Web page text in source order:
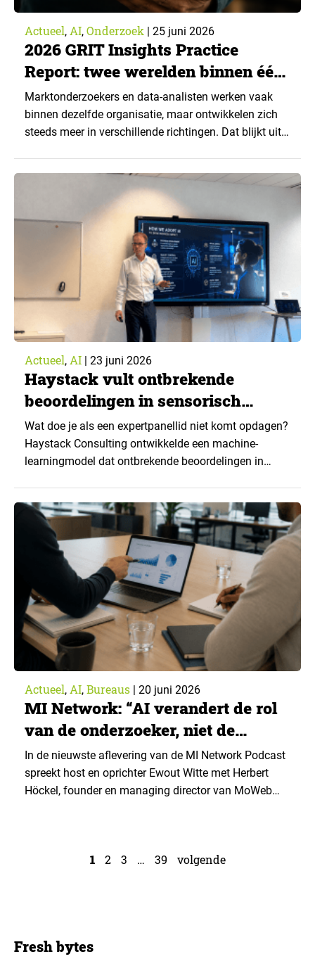
Actueel, AI, Onderzoek | 25 juni 2026
2026 GRIT Insights Practice
Report: twee werelden binnen één
vakgebied
Marktonderzoekers en data-analisten werken vaak
binnen dezelfde organisatie, maar ontwikkelen zich
steeds meer in verschillende richtingen. Dat blijkt uit
van professionals aan zowel de opdrachtgevers- als
leverancierszijde van de insightssector. ▼ De cijfers
laten een duidelijk verschil zien. Brand-side analytics-
professionals rapporteren stijgende…
Actueel, AI | 23 juni 2026
Haystack vult ontbrekende
beoordelingen in sensorisch
onderzoek aan met synthetische
data
Wat doe je als een expertpanellid niet komt opdagen?
Haystack Consulting ontwikkelde een machine-
learningmodel dat ontbrekende beoordelingen in
type onderzoek. Maar hoe ver kun je gaan zonder de
kwaliteit uit het oog te verliezen? ▼ Tijdens DDB Live
presenteerde Stefan…
Actueel, AI, Bureaus | 20 juni 2026
MI Network: “AI verandert de rol
van de onderzoeker, niet de
waarde ervan”
In de nieuwste aflevering van de MI Network Podcast
spreekt host en oprichter Ewout Witte met Herbert
Höckel, founder en managing director van MoWeb
één onderdeel van marktonderzoek, maar de
1 2 3 … 39 volgende
Fresh bytes